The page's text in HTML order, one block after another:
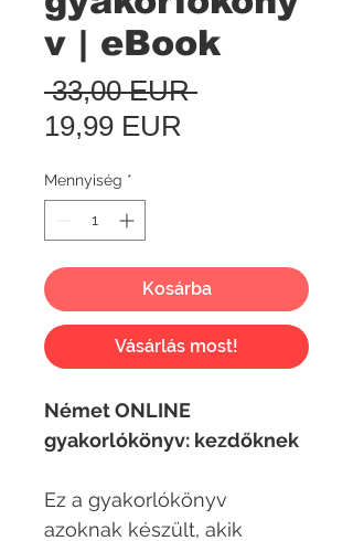
v | eBook
33,00 EUR Szokásos
19,99 EUR
Mennyiség *
Kosárba
Vásárlás most!
Német ONLINE
gyakorlókönyv: kezdőknek
Ez a gyakorlókönyv
azoknak készült, akik